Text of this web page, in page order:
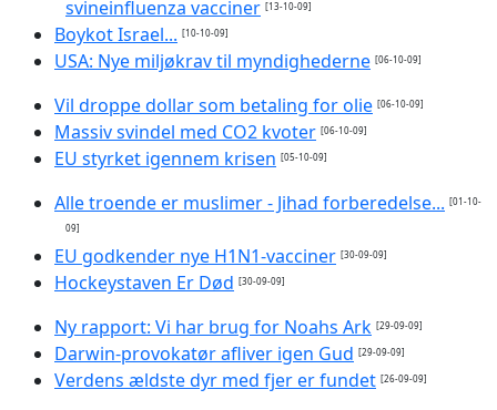
svineinfluenza vacciner [13-10-09]
Boykot Israel... [10-10-09]
USA: Nye miljøkrav til myndighederne [06-10-09]
Vil droppe dollar som betaling for olie [06-10-09]
Massiv svindel med CO2 kvoter [06-10-09]
EU styrket igennem krisen [05-10-09]
Alle troende er muslimer - Jihad forberedelse... [01-10-
09]
EU godkender nye H1N1-vacciner [30-09-09]
Hockeystaven Er Død [30-09-09]
Ny rapport: Vi har brug for Noahs Ark [29-09-09]
Darwin-provokatør afliver igen Gud [29-09-09]
Verdens ældste dyr med fjer er fundet [26-09-09]